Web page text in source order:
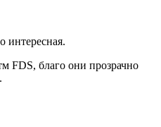
интересная.
FDS, благо они прозрачно